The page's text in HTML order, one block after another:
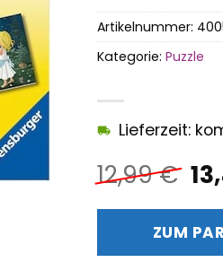
12,99€
Lieferzeit:
ZUM
Artikelnummer:
Kategorie: Puzzle